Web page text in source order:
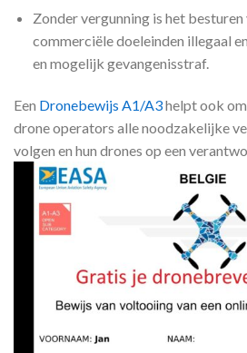
Zonder vergunning is het besturen
commerciële doeleinden illegaal
en mogelijk gevangenisstraf.
Een Dronebewijs A1/A3helpt ook
drone operators alle noodzakelijke
volgen en hun drones op een